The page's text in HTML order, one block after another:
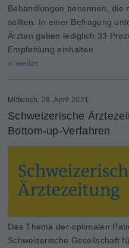
Behandlungen benennen, die
sollten. In einer Befragung
Ärzten gaben lediglich 33
Empfehlung einhalten.
» weiter
Mittwoch, 28. April 2021
Schweizerische
Bottom-up-Verfahren
Das Thema der optimalen
Schweizerische Gesellschaft